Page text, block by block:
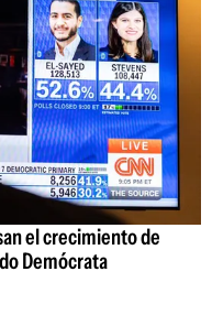
el crecimiento de
Demócrata